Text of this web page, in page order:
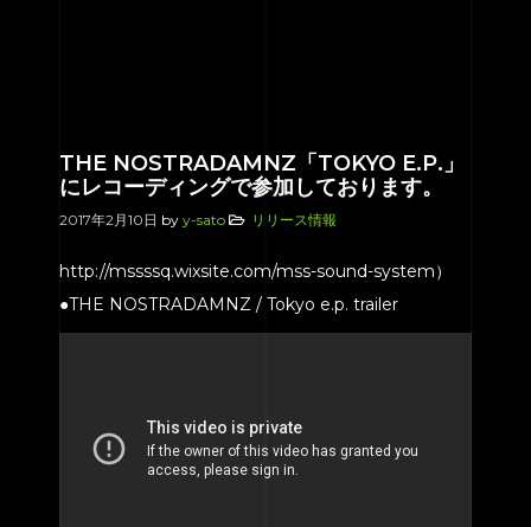
THE NOSTRADAMNZ「TOKYO E.P.」
にレコーディングで参加しております。
2017年2月10日 by y-sato リリース情報
http://mssssq.wixsite.com/mss-sound-system）
●THE NOSTRADAMNZ / Tokyo e.p. trailer